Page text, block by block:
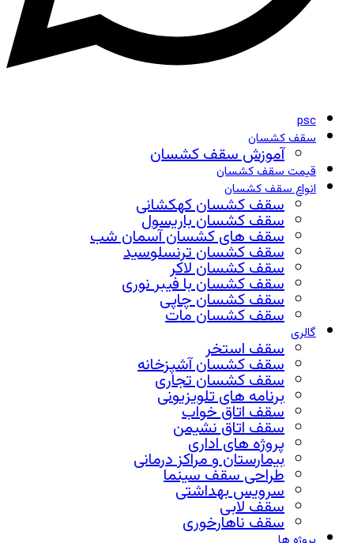
psc
سقف کشسان
آموزش سقف کشسان
قیمت سقف کشسان
انواع سقف کشسان
سقف کشسان کهکشانی
سقف کشسان باریسول
سقف های کشسان آسمان شب
سقف کشسان ترنسلوسید
سقف کشسان لاکر
سقف کشسان با فیبر نوری
سقف کشسان چاپی
سقف کشسان مات
گالری
سقف استخر
سقف کشسان آشپزخانه
سقف کشسان تجاری
برنامه های تلویزیونی
سقف اتاق خواب
سقف اتاق نشیمن
پروژه های اداری
بیمارستان و مراکز درمانی
طراحی سقف سینما
سرویس بهداشتی
سقف لابی
سقف ناهارخوری